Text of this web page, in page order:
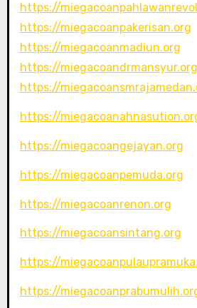
https://
https://miegacoanpakerisan.org
https://miegacoanmadiun.org
https://miegacoandrmansyur.org
https://
https://
https://miegacoangejayan.org
https://miegacoanpemuda.org
https://miegacoanrenon.org
https://miegacoansintang.org
https://
https://